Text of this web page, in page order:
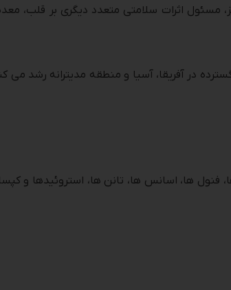
مسئول اثرات سلامتی متعدد دیگری بر قلب،
در آفریقا، آسیا و منطقه مدیترانه رشد می
فنول ها، اسانس ها، تانن ها، استروئیدها و